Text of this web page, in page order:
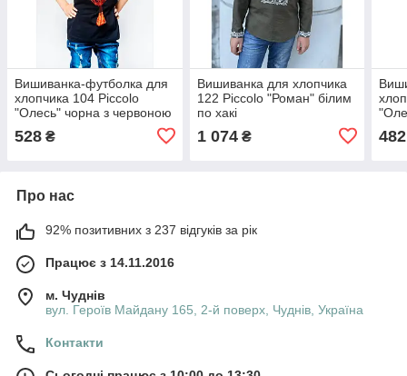
Вишиванка-футболка для
хлопчика 104 Piccolo
"Олесь" чорна з червоною
528 ₴
Вишиванка для хлопчика
122 Piccolo "Роман" білим
по хакі
1 074₴ 482
Про нас
92% позитивних з 237 відгуків за рік
Працює з 14.11.2016
м. Чуднів
вул. Героїв Майдану 165, 2-й поверх, Чуднів, Україна
Контакти